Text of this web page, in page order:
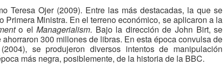
Teresa Ojer (2009). Entre las más destacadas, la que se
Ministra. En el terreno económico, se aplicaron a la
o elManagerialism. Bajo la dirección de John Birt, se
300 millones de libras. En esta época convulsa de
se produjeron diversos intentos de manipulación
más negra, posiblemente, de la historia de la BBC.